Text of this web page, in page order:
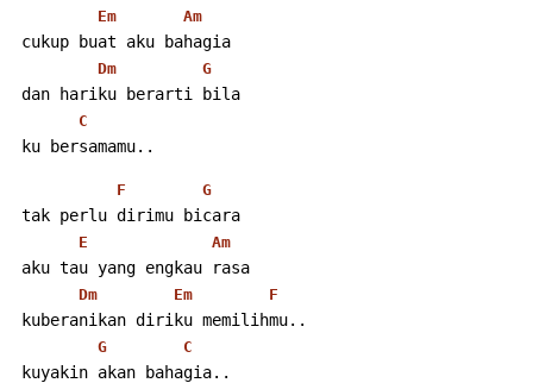
Em Am
cukup buat aku bahagia
Dm G
dan hariku berarti bila
C
ku bersamamu..
F G
tak perlu dirimu bicara
E Am
aku tau yang engkau rasa
Dm Em F
kuberanikan diriku memilihmu..
G C
kuyakin akan bahagia..